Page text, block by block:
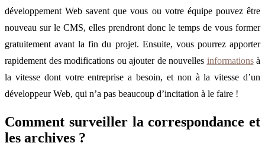
développement Web savent que vous ou votre équipe pouvez être
nouveau sur le CMS, elles prendront donc le temps de vous former
gratuitement avant la fin du projet. Ensuite, vous pourrez apporter
rapidement des modifications ou ajouter de nouvelles informationsà
la vitesse dont votre entreprise a besoin, et non à la vitesse d’un
développeur Web, qui n’a pas beaucoup d’incitation à le faire !
Comment surveiller la correspondance et
les archives ?